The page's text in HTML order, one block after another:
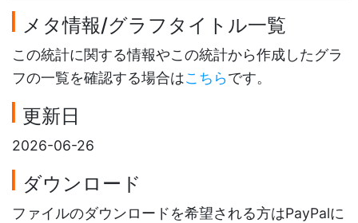
メタ情報/グラフタイトル一覧
この統計に関する情報やこの統計から作成したグラ
フの一覧を確認する場合はこちらです。
更新日
2026-06-26
ダウンロード
ファイルのダウンロードを希望される方はPayPalに